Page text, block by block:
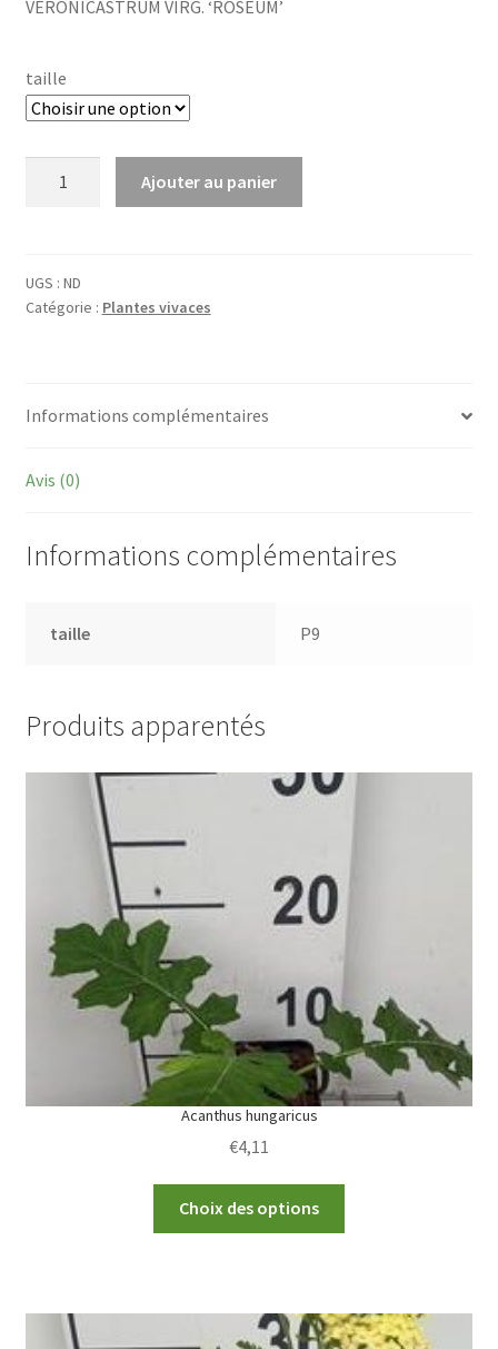
VERONICASTRUM VIRG. ‘ROSEUM’
taille
'Roseum'
Ajouter au panier
UGS : ND
Catégorie : Plantes vivaces
Informations complémentaires
Avis (0)
Informations complémentaires
taille P9
Produits apparentés
Acanthus hungaricus
€4,11
Choix des options
The